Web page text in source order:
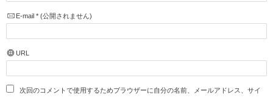
E-mail *(公開されません)
URL
次回のコメントで使用するためブラウザーに自分の名前、メールアドレス、サイ